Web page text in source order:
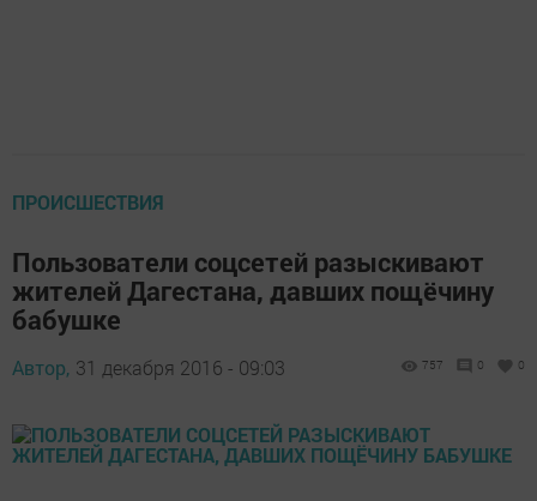
ПРОИСШЕСТВИЯ
Пользователи соцсетей разыскивают
жителей Дагестана, давших пощёчину
бабушке
Автор, 31 декабря 2016 - 09:03 757 0 0